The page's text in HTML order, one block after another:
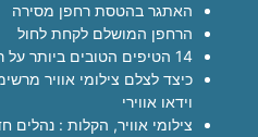
האתגר בהטסת רחפן מסירה
הרחפן המושלם לקחת לחול
14 הטיפים הטובים ביותר על רחפנים מקצועיים וצילומי רחפן
כיצד לצלם צילומי אוויר
וידאו אווירי
צילומי אוויר, הקלות : נהלים